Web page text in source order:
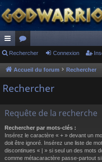
ac
co
ur
s
or
u
m
Rechercher Connexion
Accueil du forum Rechercher
Rechercher
Requête de la recherche
Rechercher par mots-clés :
Insérez le caractère « + » devant un
doit être ignoré. Insérez une liste de
discontinues « | » si seul un des mots
comme métacaractère passe-partout